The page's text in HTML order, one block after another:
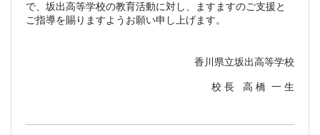
で、坂出高等学校の教育活動に対し、ますますのご支援と
ご指導を賜りますようお願い申し上げます。
香川県立坂出高等学校
校 長 高 橋 一 生